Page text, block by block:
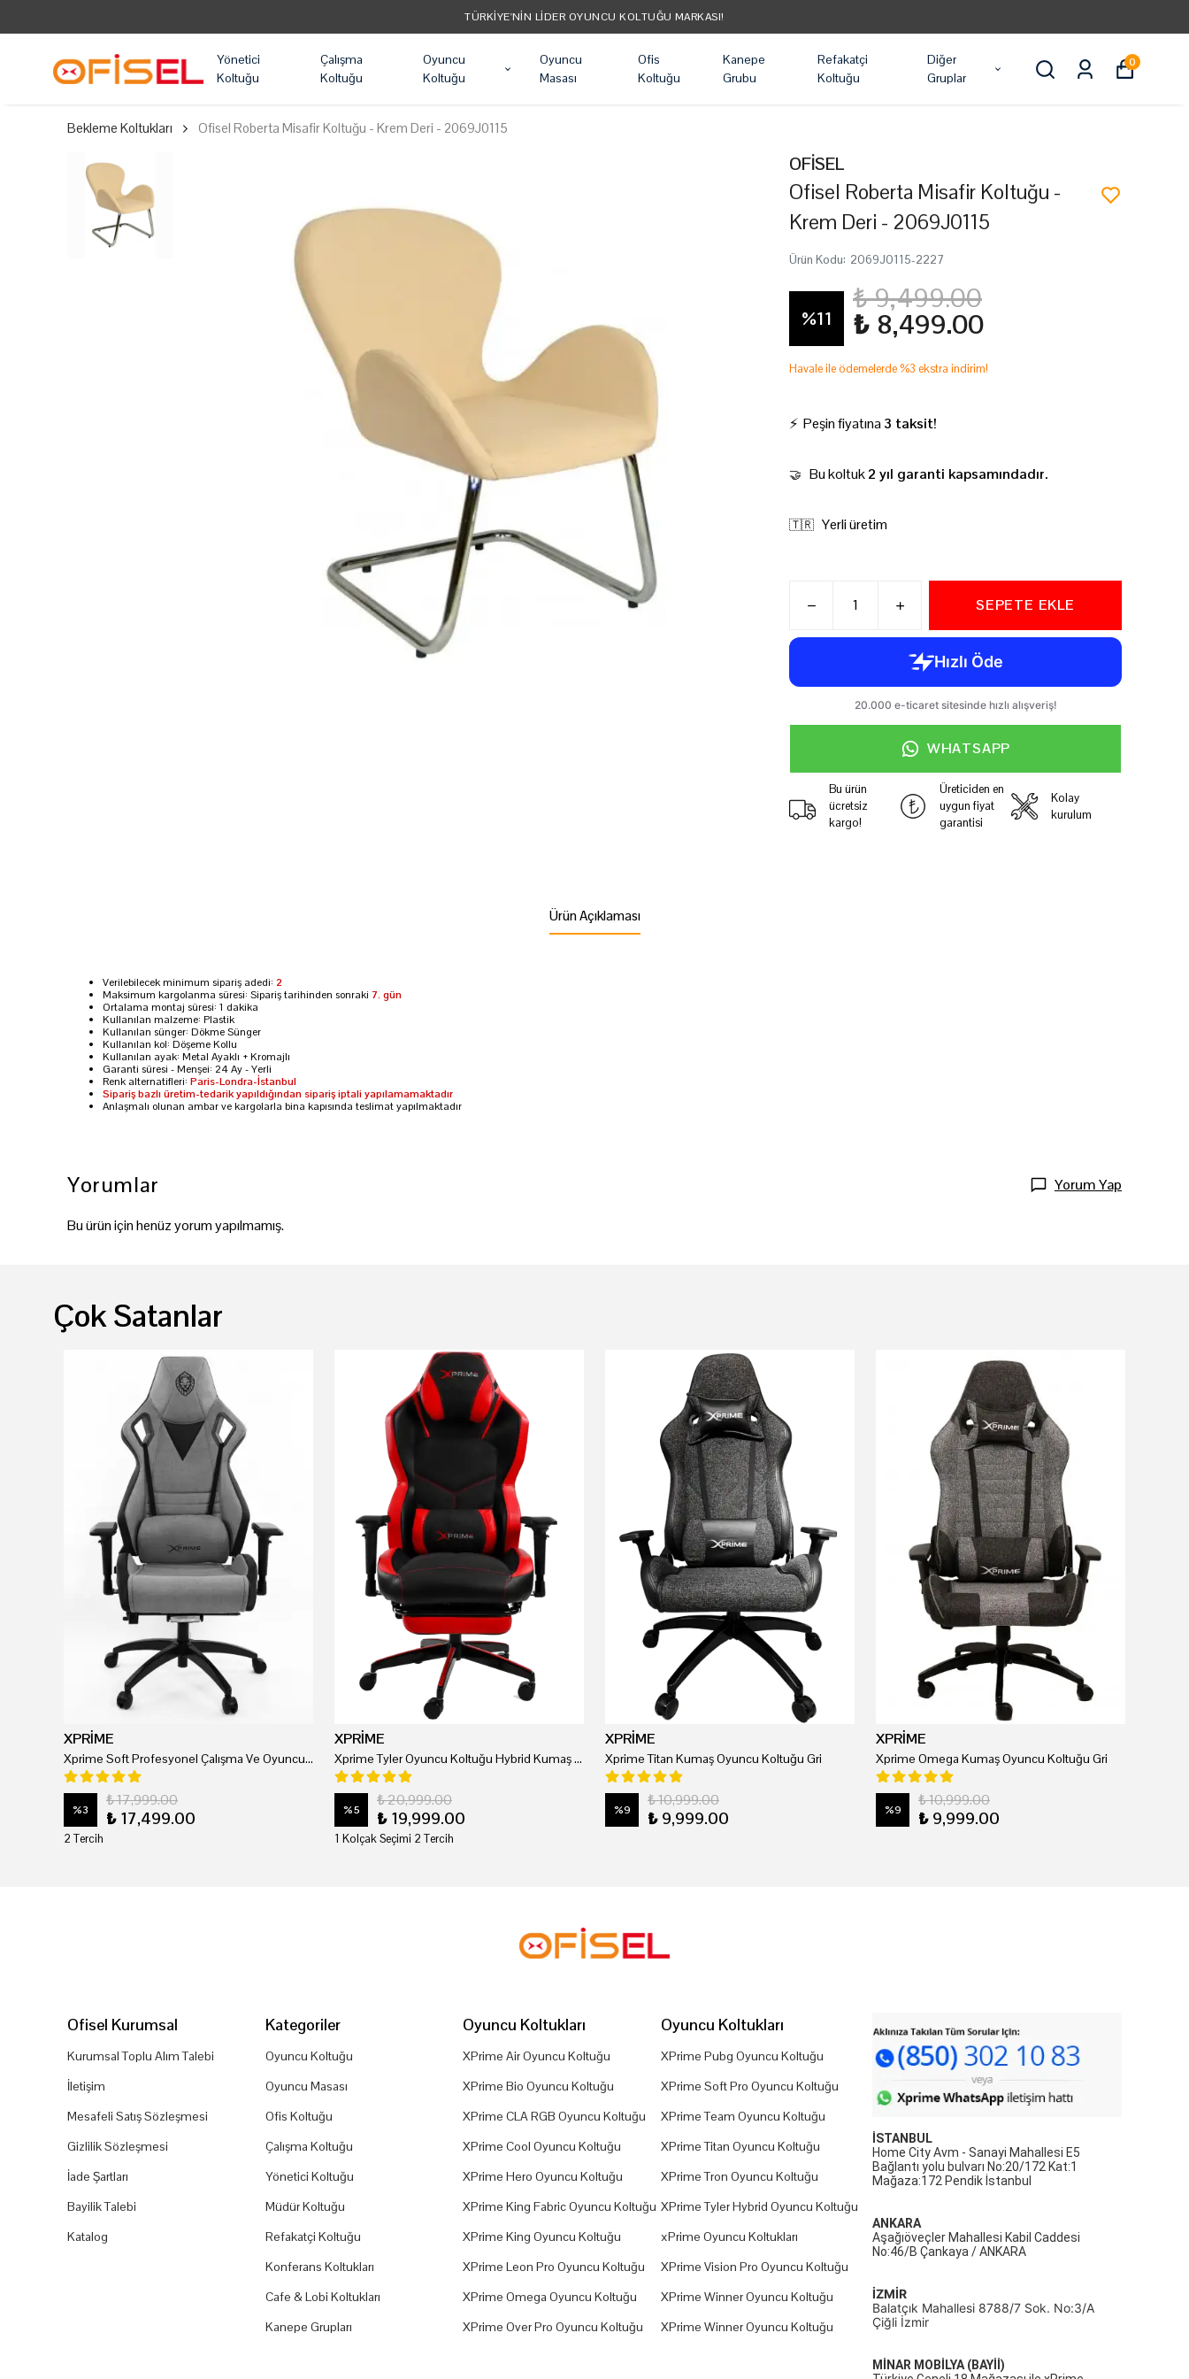
TÜRKIYE'NIN LIDER OYUNCU KOLTUĞU MARKASI!
Yönetici
Koltuğu
Çalışma
Koltuğu
Oyuncu
Koltuğu
Oyuncu
Masası
Ofis
Koltuğu
Kanepe
Grubu
Refakatçi
Koltuğu
Diğer
Gruplar
0
Bekleme Koltukları Ofisel Roberta Misafir Koltuğu - Krem Deri - 2069J0115
OFİSEL
Ofisel Roberta Misafir Koltuğu -
Krem Deri - 2069J0115
Ürün Kodu: 2069J0115-2227
%11
₺ 9,499.00
₺ 8,499.00
Havale ile ödemelerde %3 ekstra indirim!
⚡ Peşin fiyatına 3 taksit!
🤝 Bu koltuk2 yıl garanti kapsamındadır.
🇹🇷 Yerli üretim
SEPETE EKLE
WHATSAPP
Bu ürün
ücretsiz
kargo!
Üreticiden en
uygun fiyat
garantisi
Kolay
kurulum
Ürün Açıklaması
Verilebilecek minimum sipariş adedi: 2
Maksimum kargolanma süresi: Sipariş tarihinden sonraki 7. gün
Ortalama montaj süresi: 1 dakika
Kullanılan malzeme: Plastik
Kullanılan sünger: Dökme Sünger
Kullanılan kol: Döşeme Kollu
Kullanılan ayak: Metal Ayaklı + Kromajlı
Garanti süresi - Menşei: 24 Ay - Yerli
Renk alternatifleri: Paris-Londra-İstanbul
Sipariş bazlı üretim-tedarik yapıldığından sipariş iptali yapılamamaktadır
Anlaşmalı olunan ambar ve kargolarla bina kapısında teslimat yapılmaktadır
Yorumlar Yorum Yap
Bu ürün için henüz yorum yapılmamış.
Çok Satanlar
XPRİME
Xprime Soft Profesyonel Çalışma Ve Oyuncu Koltuğu
%3
₺ 17,999.00
₺ 17,499.00
2 Tercih
XPRİME
Xprime Tyler Oyuncu Koltuğu Hybrid Kumaş Kırmızı
%5
₺ 20,999.00
₺ 19,999.00
1 Kolçak Seçimi 2 Tercih
XPRİME
Xprime Titan Kumaş Oyuncu Koltuğu Gri
%9
₺ 10,999.00
₺ 9,999.00
XPRİME
Xprime Omega Kumaş Oyuncu Koltuğu Gri
%9
₺ 10,999.00
₺ 9,999.00
Ofisel Kurumsal
Kurumsal Toplu Alım Talebi
İletişim
Mesafeli Satış Sözleşmesi
Gizlilik Sözleşmesi
İade Şartları
Bayilik Talebi
Katalog
Kategoriler
Oyuncu Koltuğu
Oyuncu Masası
Ofis Koltuğu
Çalışma Koltuğu
Yönetici Koltuğu
Müdür Koltuğu
Refakatçi Koltuğu
Konferans Koltukları
Cafe & Lobi Koltukları
Kanepe Grupları
Oyuncu Koltukları
XPrime Air Oyuncu Koltuğu
XPrime Bio Oyuncu Koltuğu
XPrime CLA RGB Oyuncu Koltuğu
XPrime Cool Oyuncu Koltuğu
XPrime Hero Oyuncu Koltuğu
XPrime King Fabric Oyuncu Koltuğu
XPrime King Oyuncu Koltuğu
XPrime Leon Pro Oyuncu Koltuğu
XPrime Omega Oyuncu Koltuğu
XPrime Over Pro Oyuncu Koltuğu
Oyuncu Koltukları
XPrime Pubg Oyuncu Koltuğu
XPrime Soft Pro Oyuncu Koltuğu
XPrime Team Oyuncu Koltuğu
XPrime Titan Oyuncu Koltuğu
XPrime Tron Oyuncu Koltuğu
XPrime Tyler Hybrid Oyuncu Koltuğu
xPrime Oyuncu Koltukları
XPrime Vision Pro Oyuncu Koltuğu
XPrime Winner Oyuncu Koltuğu
XPrime Winner Oyuncu Koltuğu
İSTANBUL
Home City Avm - Sanayi Mahallesi E5
Bağlantı yolu bulvarı No:20/172 Kat:1
Mağaza:172 Pendik İstanbul
ANKARA
Aşağıöveçler Mahallesi Kabil Caddesi
No:46/B Çankaya / ANKARA
İZMİR
Balatçık Mahallesi 8788/7 Sok. No:3/A
Çiğli İzmir
MİNAR MOBİLYA (BAYİİ)